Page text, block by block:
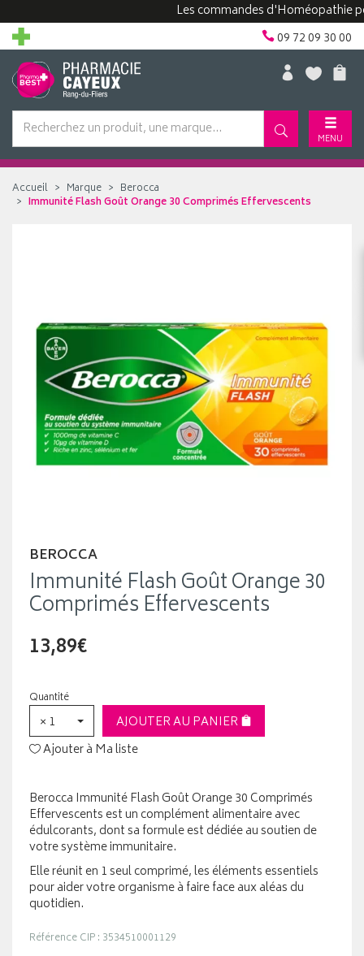
Les commandes d'Homéopathie
09 72 09 30 00
MENU
Accueil Marque
Berocca
Immunité Flash Goût Orange 30 Comprimés Effervescents
BEROCCA
Immunité Flash Goût Orange 30
Comprimés Effervescents
13,89€
Quantité
× 1
AJOUTER AU PANIER
Ajouter à Ma liste
Berocca Immunité Flash Goût Orange 30 Comprimés
Effervescents est un complément alimentaire avec
édulcorants, dont sa formule est dédiée au soutien de
votre système immunitaire.
Elle réunit en 1 seul comprimé, les éléments essentiels
pour aider votre organisme à faire face aux aléas du
quotidien.
Référence CIP : 3534510001129